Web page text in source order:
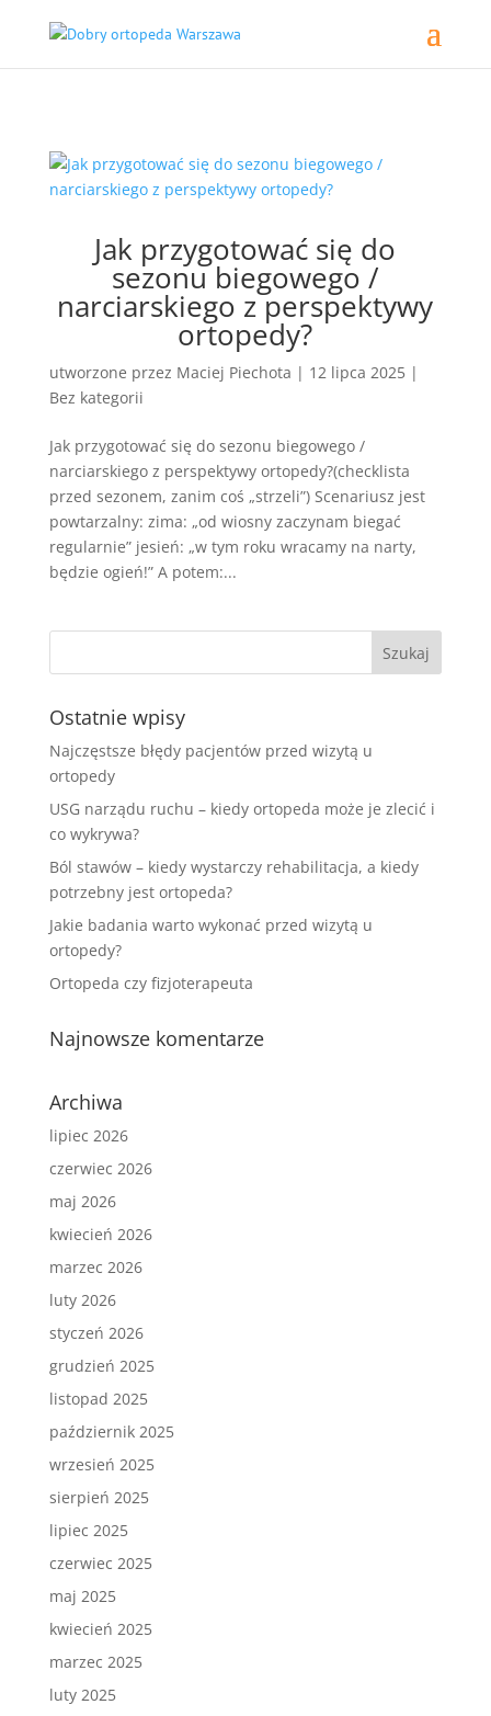
Jak przygotować się do
sezonu biegowego /
narciarskiego z perspektywy
ortopedy?
utworzone przez Maciej Piechota | 12 lipca 2025|
Bez kategorii
Jak przygotować się do sezonu biegowego /
narciarskiego z perspektywy ortopedy?(checklista
przed sezonem, zanim coś „strzeli”) Scenariusz jest
powtarzalny: zima: „od wiosny zaczynam biegać
regularnie” jesień: „w tym roku wracamy na narty,
będzie ogień!” A potem:...
Ostatnie wpisy
Najczęstsze błędy pacjentów przed wizytą u
ortopedy
USG narządu ruchu – kiedy ortopeda może je zlecić i
co wykrywa?
Ból stawów – kiedy wystarczy rehabilitacja, a kiedy
potrzebny jest ortopeda?
Jakie badania warto wykonać przed wizytą u
ortopedy?
Ortopeda czy fizjoterapeuta
Najnowsze komentarze
Archiwa
lipiec 2026
czerwiec 2026
maj 2026
kwiecień 2026
marzec 2026
luty 2026
styczeń 2026
grudzień 2025
listopad 2025
październik 2025
wrzesień 2025
sierpień 2025
lipiec 2025
czerwiec 2025
maj 2025
kwiecień 2025
marzec 2025
luty 2025